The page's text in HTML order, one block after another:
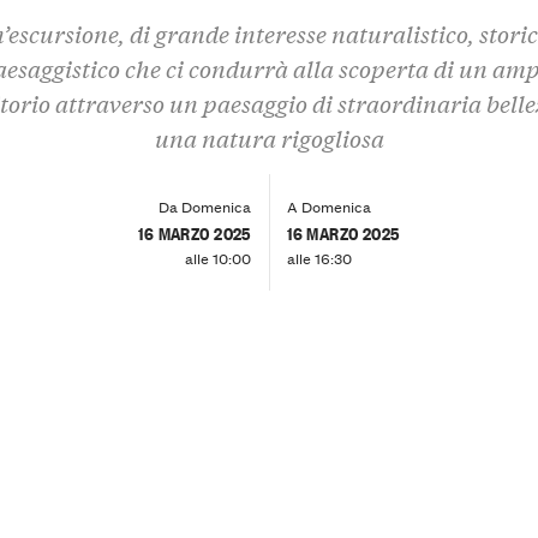
di grande interesse naturalistico,
che ci condurrà alla scoperta di un
attraverso un paesaggio di straordinaria
una natura rigogliosa
Da Domenica
16 MARZO 2025
alle 10:00
A Domenica
16 MARZO 2025
alle 16:30